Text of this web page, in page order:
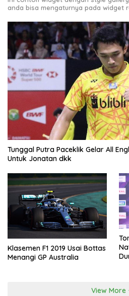
anda bisa mengaturnya pada widget
Tunggal Putra Paceklik Gelar All
Untuk Jonatan dkk
Klasemen F1 2019 Usai Bottas
Menangi GP Australia
View More